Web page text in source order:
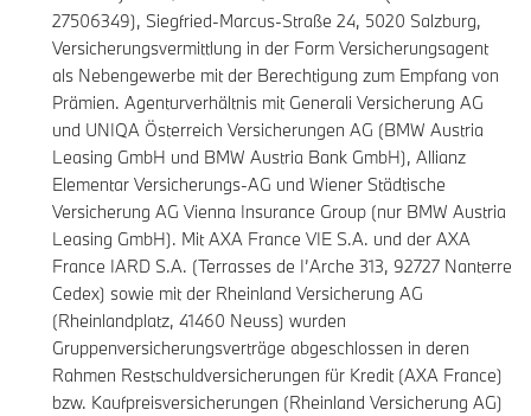
27506349), Siegfried-Marcus-Straße 24, 5020 Salzburg,
Versicherungsvermittlung in der Form Versicherungsagent
als Nebengewerbe mit der Berechtigung zum Empfang von
Prämien. Agenturverhältnis mit Generali Versicherung AG
und UNIQA Österreich Versicherungen AG (BMW Austria
Leasing GmbH und BMW Austria Bank GmbH), Allianz
Elementar Versicherungs-AG und Wiener Städtische
Versicherung AG Vienna Insurance Group (nur BMW Austria
Leasing GmbH). Mit AXA France VIE S.A. und der AXA
France IARD S.A. (Terrasses de I’Arche 313, 92727 Nanterre
Cedex) sowie mit der Rheinland Versicherung AG
(Rheinlandplatz, 41460 Neuss) wurden
Gruppenversicherungsverträge abgeschlossen in deren
Rahmen Restschuldversicherungen für Kredit (AXA France)
bzw. Kaufpreisversicherungen (Rheinland Versicherung AG)